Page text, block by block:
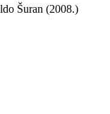
Šuran (2008.)